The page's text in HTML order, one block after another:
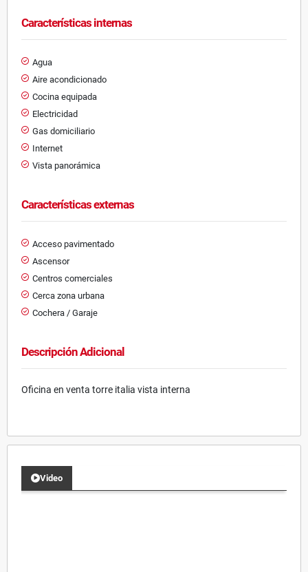
Características internas
Agua
Aire acondicionado
Cocina equipada
Electricidad
Gas domiciliario
Internet
Vista panorámica
Características externas
Acceso pavimentado
Ascensor
Centros comerciales
Cerca zona urbana
Cochera / Garaje
Descripción Adicional
Oficina en venta torre italia vista interna
Video